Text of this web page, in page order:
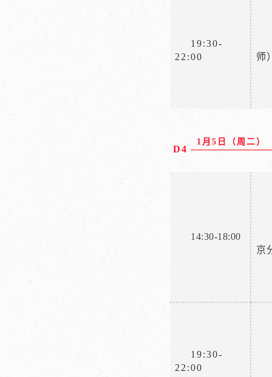
19:30-
22:00
师
D4
1月5日（周二）
14:30-18:00
京
19:30-
22:00